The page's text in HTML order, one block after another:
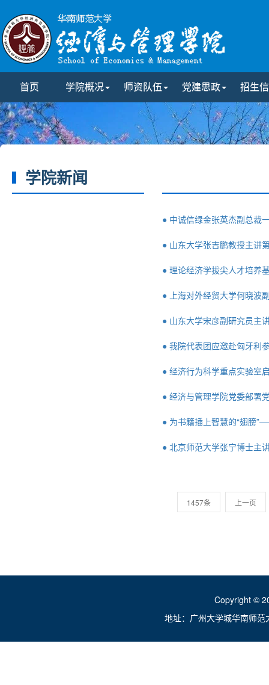
首页 学院概况 师资队伍 党建思政 招生
学院新闻
● 中诚信绿金张英杰副总裁
● 山东大学张吉鹏教授主讲
● 理论经济学拔尖人才培养
● 上海对外经贸大学何晓波
● 山东大学宋彦副研究员主
● 我院代表团应邀赴匈牙利
● 经济行为科学重点实验室
● 经济与管理学院党委部署
● 为书籍插上智慧的“翅膀
● 北京师范大学张宁博士主
1457条 上一页
Copyright ©
地址：广州大学城华南